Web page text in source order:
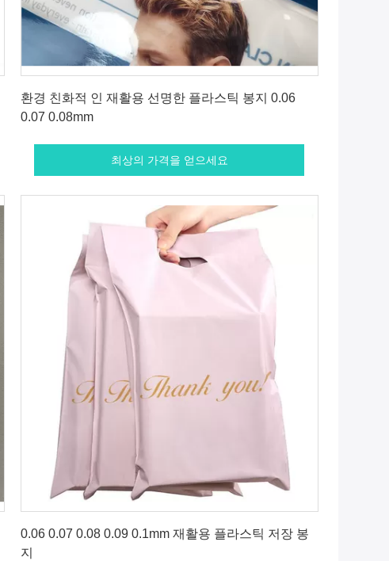
환경 친화적 인 재활용 선명한 플라스틱 봉지 0.06
0.07 0.08mm
최상의 가격을 얻으세요
0.06 0.07 0.08 0.09 0.1mm 재활용 플라스틱 저장 봉
지